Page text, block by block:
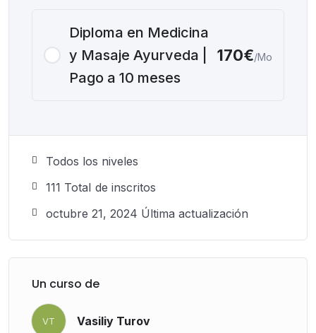
Diploma en Medicina
y Masaje Ayurveda |
Pago a 10 meses
170€/Mo
Todos los niveles
111 TotaI de inscritos
octubre 21, 2024 Última actualización
Un curso de
VT Vasiliy Turov